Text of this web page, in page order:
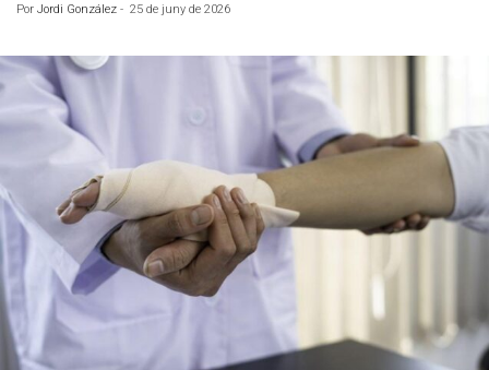
Por Jordi González - 25 de juny de 2026